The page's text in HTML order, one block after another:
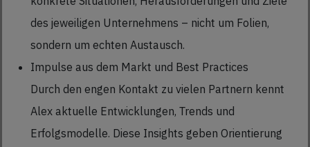
des jeweiligen Unternehmens – nicht um Folien,
sondern um echten Austausch.
Impulse aus dem Markt und Best Practices
Durch den engen Kontakt zu vielen Partnern kennt
Alex aktuelle Entwicklungen, Trends und
Erfolgsmodelle. Diese Insights geben Orientierung